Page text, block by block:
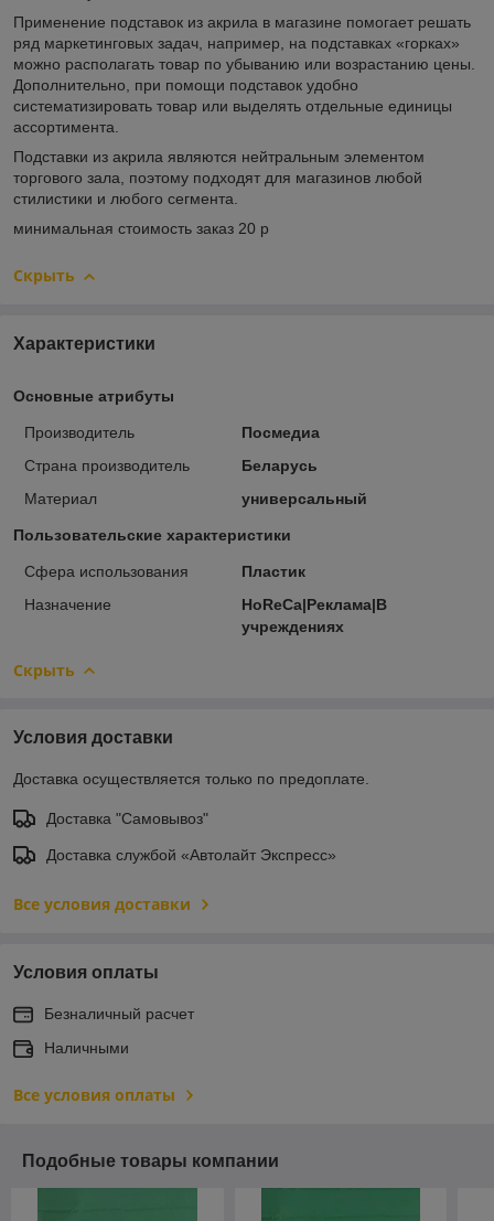
Применение подставок из акрила в магазине помогает решать
ряд маркетинговых задач, например, на подставках «горках»
можно располагать товар по убыванию или возрастанию цены.
Дополнительно, при помощи подставок удобно
систематизировать товар или выделять отдельные единицы
ассортимента.
Подставки из акрила являются нейтральным элементом
торгового зала, поэтому подходят для магазинов любой
стилистики и любого сегмента.
минимальная стоимость заказ 20 р
Скрыть
Характеристики
Основные атрибуты
Производитель
Посмедиа
Страна производитель
Беларусь
Материал
универсальный
Пользовательские характеристики
Сфера использования
Пластик
Назначение
HoReCa|Реклама|В
учреждениях
Скрыть
Условия доставки
Доставка осуществляется только по предоплате.
Доставка "Самовывоз"
Доставка службой «Автолайт Экспресс»
Все условия доставки
Условия оплаты
Безналичный расчет
Наличными
Все условия оплаты
Подобные товары компании